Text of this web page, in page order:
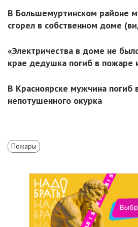
В Большемуртинском районе
сгорел в собственном доме
«Электричества в доме не
крае дедушка погиб в пожаре
В Красноярске мужчина погиб
непотушенного окурка
Пожары